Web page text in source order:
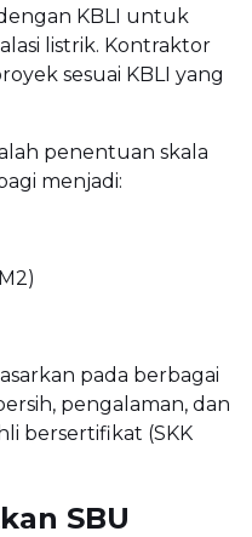
KBLI untuk
listrik. Kontraktor
sesuai KBLI yang
penentuan skala
menjadi:
pada berbagai
pengalaman, dan
bersertifikat (SKK
SBU